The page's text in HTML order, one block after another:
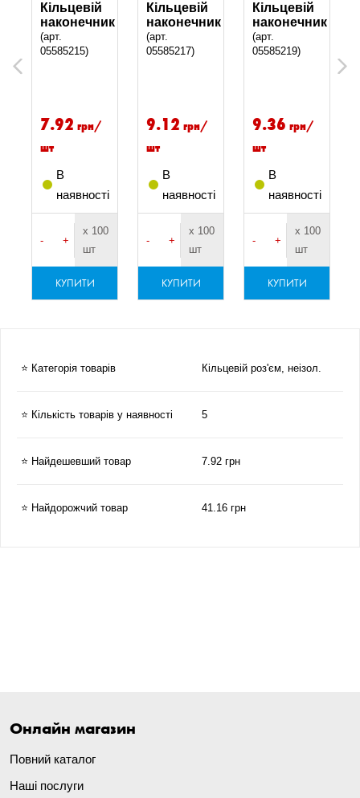
Previous
Кільцевій
наконечник
(арт.
05585215)
7.92 грн/
шт
В
наявності
- +
х 100
шт
КУПИТИ
Кільцевій
наконечник
(арт.
05585217)
9.12 грн/
шт
В
наявності
- +
х 100
шт
КУПИТИ
Кільцевій
наконечник
(арт.
05585219)
9.36 грн/
шт
В
наявності
- +
х 100
шт
КУПИТИ
Next
⭐ Категорія товарів Кільцевій роз'єм, неізол.
⭐ Кількість товарів у наявності 5
⭐ Найдешевший товар 7.92 грн
⭐ Найдорожчий товар 41.16 грн
Онлайн магазин
Повний каталог
Наші послуги